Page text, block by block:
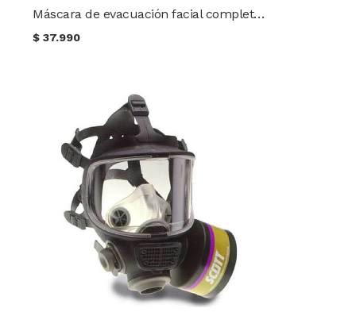
Máscara de evacuación facial completa protector contra partículas
$37.990